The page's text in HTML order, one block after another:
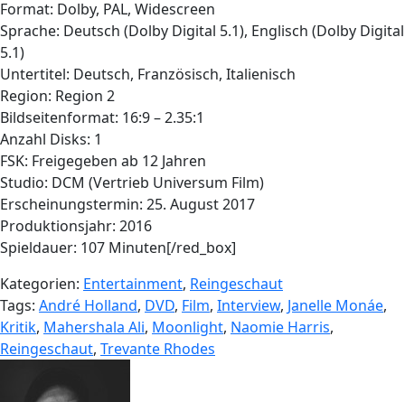
Format: Dolby, PAL, Widescreen
Sprache: Deutsch (Dolby Digital 5.1), Englisch (Dolby Digital
5.1)
Untertitel: Deutsch, Französisch, Italienisch
Region: Region 2
Bildseitenformat: 16:9 – 2.35:1
Anzahl Disks: 1
FSK: Freigegeben ab 12 Jahren
Studio: DCM (Vertrieb Universum Film)
Erscheinungstermin: 25. August 2017
Produktionsjahr: 2016
Spieldauer: 107 Minuten[/red_box]
Kategorien: Entertainment, Reingeschaut
Tags: André Holland, DVD, Film, Interview, Janelle Monáe,
Kritik, Mahershala Ali, Moonlight, Naomie Harris,
Reingeschaut, Trevante Rhodes